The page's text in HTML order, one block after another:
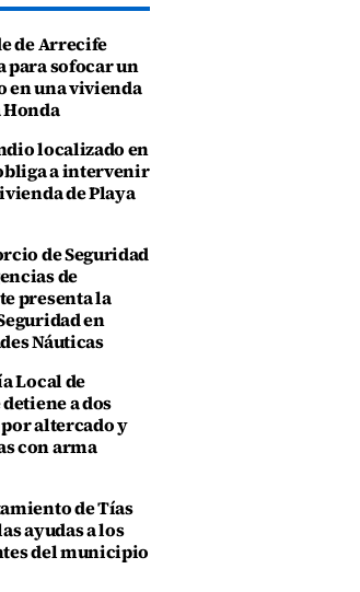
de Arrecife
para sofocar un
en una vivienda
Honda
localizado en
a intervenir
de Playa
de Seguridad
de
presenta la
en
Náuticas
Local de
a dos
altercado y
con arma
de Tías
ayudas a los
del municipio